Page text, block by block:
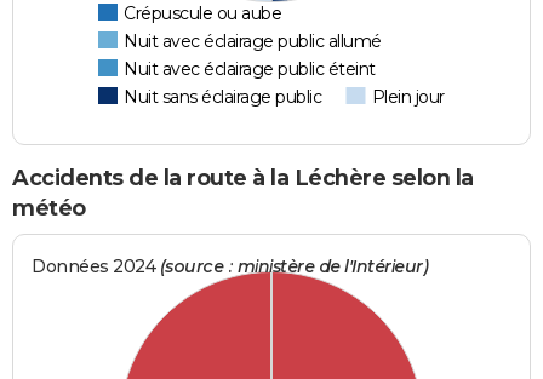
Crépuscule ou aube
Nuit avec éclairage public allumé
Nuit avec éclairage public éteint
Nuit sans éclairage public
Plein jour
Accidents de la route à la Léchère selon la
météo
Données 2024 (source : ministère de l'Intérieur)